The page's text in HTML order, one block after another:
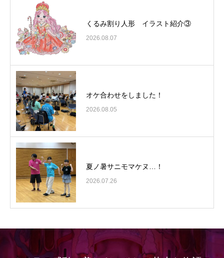
くるみ割り人形 イラスト紹介③
2026.08.07
オケ合わせをしました！
2026.08.05
夏ノ暑サニモマケヌ…！
2026.07.26